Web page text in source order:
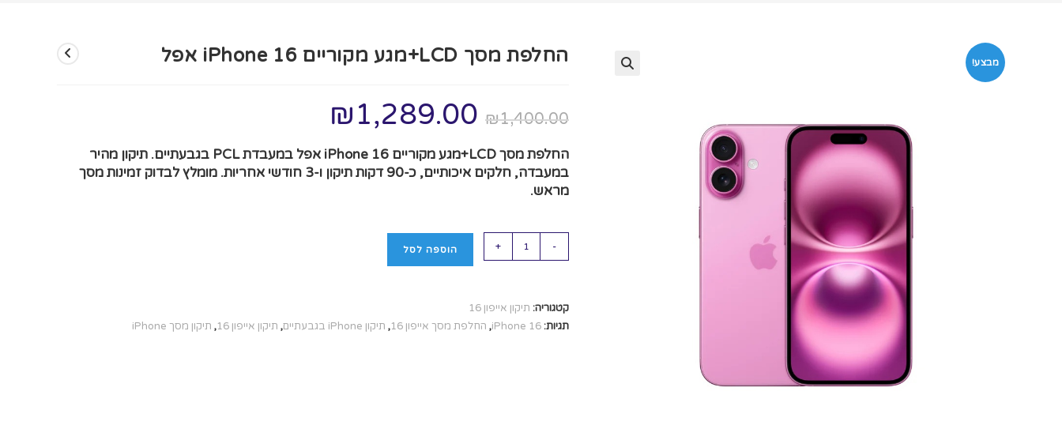
מבצע! החלפת מסך LCD+מגע מקוריים iPhone 16 אפל
₪1,400.00
₪1,289.00
החלפת מסך LCD+מגע מקוריים iPhone 16 אפל במעבדת PCL בגבעתיים. תיקון מהיר
במעבדה, חלקים איכותיים, כ‑90 דקות תיקון ו‑3 חודשי אחריות. מומלץ לבדוק זמינות מסך
מראש.
-
+ הוספה לסל
קטגוריה: תיקון אייפון 16
תגיות: iPhone 16
, החלפת מסך אייפון 16 , תיקון iPhone בגבעתיים , תיקון אייפון 16 , תיקון מסך iPhone